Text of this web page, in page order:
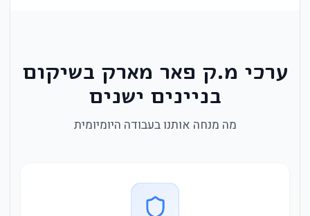
ערכי מ.ק פאר מארק בשיקום
בניינים ישנים
מה מנחה אותנו בעבודה היומיומית